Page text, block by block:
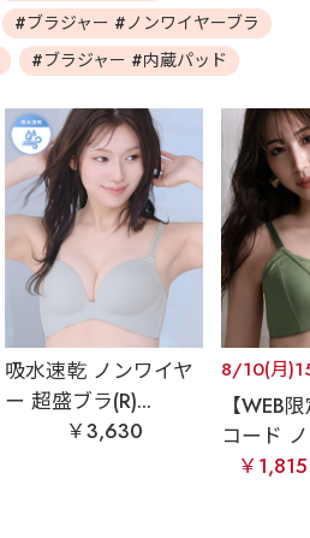
#ブラジャー #ノンワイヤーブラ
#ブラジャー #内蔵パッド
吸水速乾 ノンワイヤ
ー 超盛ブラ(R)...
￥3,630
8/10(月
【WEB
コード
￥